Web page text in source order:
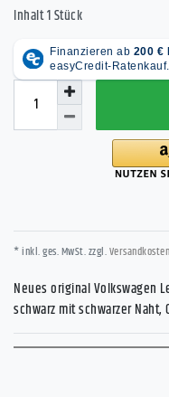
Inhalt1Stück
* inkl. ges. MwSt. zzgl.Versandkosten
Neues original Volkswagen
schwarz mit schwarzer Naht,